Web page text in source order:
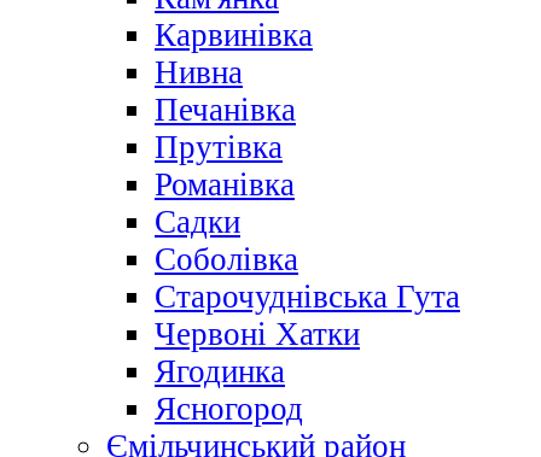
Карвинівка
Нивна
Печанівка
Прутівка
Романівка
Садки
Соболівка
Старочуднівська Гута
Червоні Хатки
Ягодинка
Ясногород
Ємільчинський район